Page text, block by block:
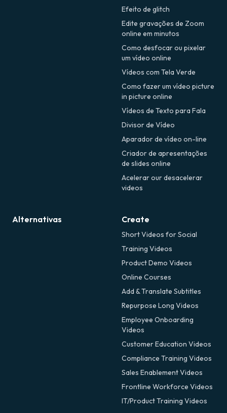
Efeito de glitch
Edite gravações de Zoom
online em minutos
Como desfocar ou pixelar
um vídeo online
Vídeos com Tela Verde
Como fazer um vídeo picture
in picture online
Vídeos de Texto para Fala
Divisor de Vídeo
Aparador de vídeo on-line
Criador de apresentações
de slides online
Acelerar our desacelerar
videos
Alternativas Create
Short Videos for Social
Training Videos
Product Demo Videos
Online Courses
Add & Translate Subtitles
Repurpose Long Videos
Employee Onboarding
Videos
Customer Education Videos
Compliance Training Videos
Sales Enablement Videos
Frontline Workforce Videos
IT/Product Training Videos